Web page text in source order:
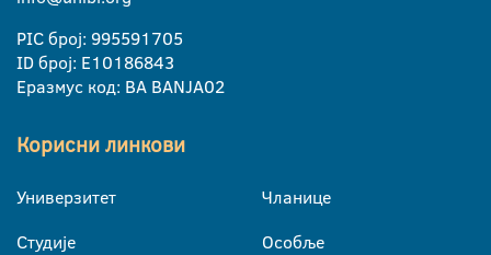
PIC број: 995591705
ID број: E10186843
Еразмус код: BA BANJA02
Корисни линкови
Универзитет
Студије
Чланице
Особље